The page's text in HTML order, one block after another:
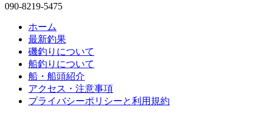
090-8219-5475
ホーム
最新釣果
磯釣りについて
船釣りについて
船・船頭紹介
アクセス・注意事項
プライバシーポリシーと利用規約